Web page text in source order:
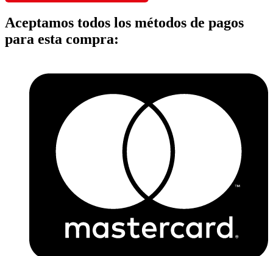
Aceptamos todos los métodos de pagos
para esta compra: